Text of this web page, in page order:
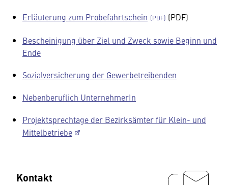
Erläuterung zum Probefahrtschein (PDF)
Bescheinigung über Ziel und Zweck sowie Beginn und
Ende
Sozialversicherung der Gewerbetreibenden
Nebenberuflich UnternehmerIn
Projektsprechtage der Bezirksämter für Klein- und
Mittelbetriebe
Kontakt